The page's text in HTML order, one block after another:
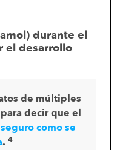
durante el
el desarrollo
de múltiples
decir que el
como se
. 4